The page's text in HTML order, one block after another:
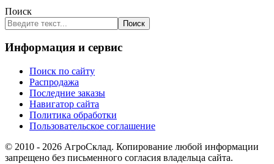
Поиск
Поиск
Информация и сервис
Поиск по сайту
Распродажа
Последние заказы
Навигатор сайта
Политика обработки
Пользовательское соглашение
© 2010 - 2026 АгроСклад. Копирование любой информации
запрещено без письменного согласия владельца сайта.